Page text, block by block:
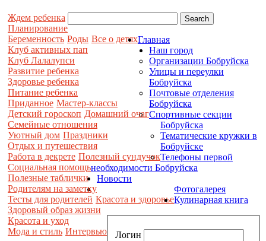
Ждем ребенка
Планирование
Беременность Роды Все о детях
Клуб активных пап
Клуб Лалалупси
Развитие ребенка
Здоровье ребенка
Питание ребенка
Приданное Мастер-классы
Детский гороскоп Домашний очаг
Семейные отношения
Уютный дом Праздники
Отдых и путешествия
Работа в декрете Полезный сундучок
Социальная помощь
Полезные таблички
Родителям на заметку
Тесты для родителей Красота и здоровье
Здоровый образ жизни
Красота и уход
Мода и стиль Интервью
Главная
Наш город
Организации Бобруйска
Улицы и переулки
Бобруйска
Почтовые отделения
Бобруйска
Спортивные секции
Бобруйска
Тематические кружки в
Бобруйске
Телефоны первой
необходимости Бобруйска
Новости
Фотогалерея
Кулинарная книга
Логин